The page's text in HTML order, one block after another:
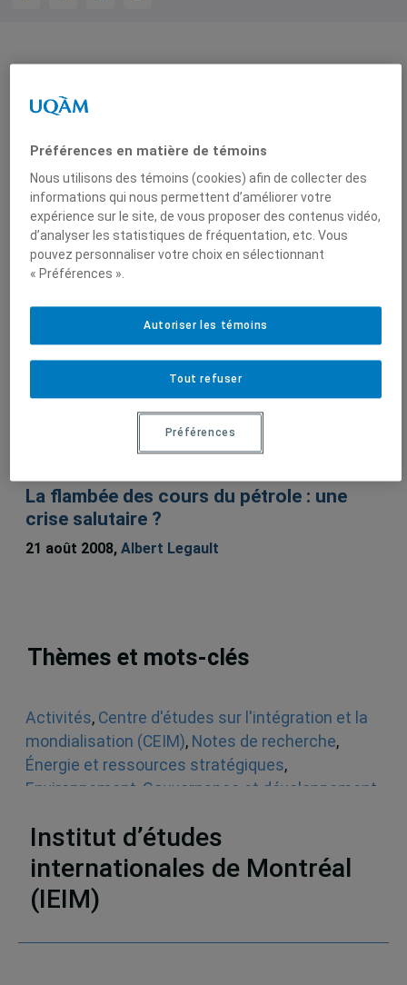
Sur le même sujet
quel prix ?
17 décembre 2010,Albert Legault
De quel monde Obama hérite-t-il ?
Albert Legault
La flambée des cours du pétrole : une
crise salutaire ?
21 août 2008, Albert Legault
Thèmes et mots-clés
Activités, Centre d'études sur l'intégration et la
mondialisation (CEIM), Notes de recherche,
Énergie et ressources stratégiques,
Environnement Gouvernance et développement
Institut d’études
internationales de Montréal
(IEIM)
Préférences en matière de témoins
Nous utilisons des témoins (cookies) afin de collecter des
informations qui nous permettent d’améliorer votre
expérience sur le site, de vous proposer des contenus vidéo,
d’analyser les statistiques de fréquentation, etc. Vous
pouvez personnaliser votre choix en sélectionnant
« Préférences ».
Tout refuser
Autoriser les témoins
Préférences